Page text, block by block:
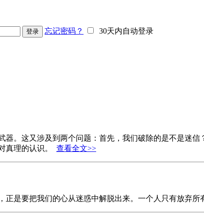
登录
忘记密码？ 30天内自动登录
器。这又涉及到两个问题：首先，我们破除的是不是迷
真理的认识。 查看全文>>
正是要把我们的心从迷惑中解脱出来。一个人只有放弃